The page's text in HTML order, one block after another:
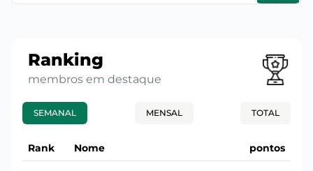
Ranking
membros em destaque
SEMANAL MENSAL TOTAL
Rank Nome pontos